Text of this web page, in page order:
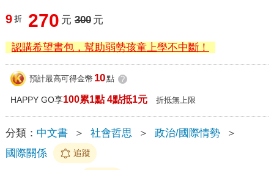
9 折 270 元 300 元
認購希望書包，幫助弱勢孩童上學不中斷！
預計最高可得金幣 10點 ?
HAPPY GO享100累1點 4點抵1元 折抵無上限
分類： 中文書 ＞ 社會哲思 ＞ 政治/國際情勢
＞
國際關係
追蹤